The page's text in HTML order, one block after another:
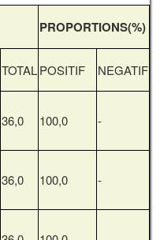
PROPORTIONS(%)
TOTALPOSITIF NEGATIF
36,0 100,0 -
36,0 100,0 -